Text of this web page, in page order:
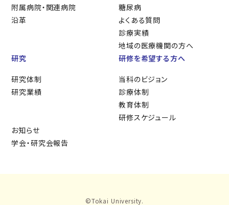
附属病院・関連病院
沿革
糖尿病
よくある質問
診療実績
地域の医療機関の方へ
研究
研究体制
研究業績
研修を希望する方へ
当科のビジョン
診療体制
教育体制
研修スケジュール
お知らせ
学会・研究会報告
©Tokai University.